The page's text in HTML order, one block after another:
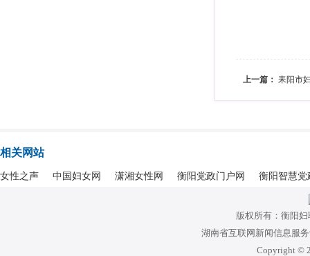
上一篇： 耒阳市
相关网站
女性之声 中国妇女网 潇湘女性网 衡阳党政门户网 衡阳智慧党
版权所有：衡阳妇
湖南省互联网新闻信息服
Copyright ©